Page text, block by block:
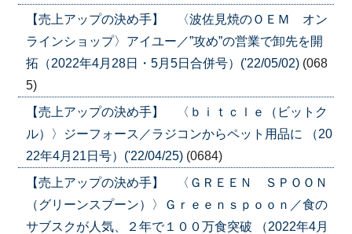
【売上アップの決め手】 〈波佐見焼のＯＥＭ オン
ラインショップ〉アイユー／”攻め”の営業で卸先を開
拓（2022年4月28日・5月5日合併号）('22/05/02) (068
5)
【売上アップの決め手】 〈ｂｉｔｃｌｅ（ビットク
ル）〉ジーフォース／ラジコンからペット用品に （20
22年4月21日号）('22/04/25) (0684)
【売上アップの決め手】 〈ＧＲＥＥＮ ＳＰＯＯＮ
（グリーンスプーン）〉Ｇｒｅｅｎｓｐｏｏｎ／食の
サブスクが人気、２年で１００万食突破 （2022年4月